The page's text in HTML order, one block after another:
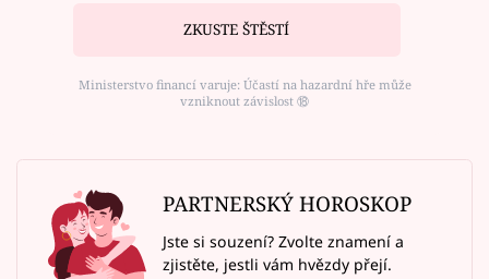
ZKUSTE ŠTĚSTÍ
Ministerstvo financí varuje: Účastí na hazardní hře může
vzniknout závislost ⑱
PARTNERSKÝ HOROSKOP
Jste si souzení? Zvolte znamení a
zjistěte, jestli vám hvězdy přejí.